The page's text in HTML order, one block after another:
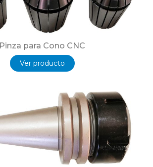
Pinza para Cono CNC
Ver producto